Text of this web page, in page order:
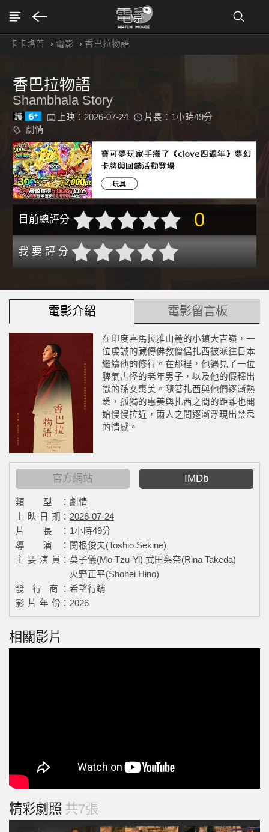
卡卡洛普 › 電影 › 香巴拉物語
香巴拉物語
Shambhala Story
上映：2026-07-24
片長：1小時49分
劇情
目前總評分 0
我 要 評 分
電影介紹 電影留言板
在印度喜馬拉雅山麓的小鎮大吉嶺，一
位虔誠的藏傳佛教僧侶扎西被派往日本
繼續他的修行。在那裡，他遇見了一位
脾氣古怪的老年男子，以及他的假釋出
獄的孫女惠美。隨著扎西與他們逐漸熟
悉，孤獨的惠美與扎西之間的距離也開
始慢慢拉近，兩人之間逐漸浮現出禁忌
的情感。
官方網站 IMDb
類 型： 劇情
上 映 日 期： 2026-07-24
片 長： 1小時49分
導 演： 関根俊夫(Toshio Sekine)
主 要 演 員： 莫子儀(Mo Tzu-Yi) 武田梨奈(Rina Takeda)
火野正平(Shohei Hino)
發 行 商： 希望行銷
影 片 年 份： 2026
相關影片
精彩劇照 共7張